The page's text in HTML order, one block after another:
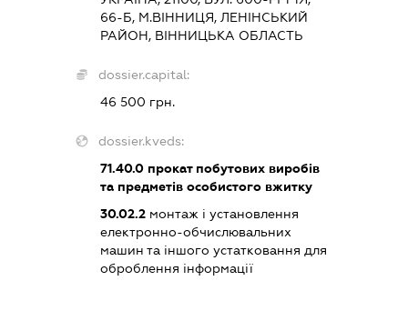
66-Б, М.ВІННИЦЯ, ЛЕНІНСЬКИЙ
РАЙОН, ВІННИЦЬКА ОБЛАСТЬ
dossier.capital:
46 500 грн.
dossier.kveds:
71.40.0 прокат побутових виробів
та предметів особистого вжитку
30.02.2 монтаж і установлення
електронно-обчислювальних
машин та іншого устатковання для
оброблення інформації